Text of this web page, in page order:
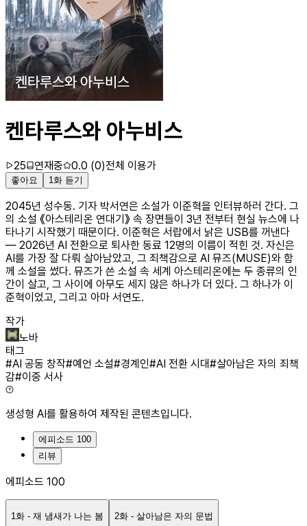
켄타루스와 아누비스
25 연재중 0.0 (0)전체 이용가
좋아요 1화 듣기
2045년 성수동. 기자 박서연은 소설가 이준혁을 인터뷰하러 간다. 그
의 소설 《아스테리온 연대기》 속 장면들이 3년 전부터 현실 뉴스에 나
타나기 시작했기 때문이다. 이준혁은 서랍에서 낡은 USB를 꺼낸다
— 2026년 AI 전환으로 퇴사한 동료 12명의 이름이 적힌 것. 자신은
AI를 가장 잘 다뤄 살아남았고, 그 죄책감으로 AI 뮤즈(MUSE)와 함
께 소설을 썼다. 뮤즈가 쓴 소설 속 세계 아스테리온에는 두 종류의 인
간이 살고, 그 사이에 아무도 세지 않은 하나가 더 있다. 그 하나가 이
준혁이었고, 그리고 아마 서연도.
작가
노바
태그
#AI 공동 창작#예언 소설#경계인#AI 전환 시대#살아남은 자의 죄책
감#이중 서사
생성형 AI를 활용하여 제작된 콘텐츠입니다.
에피소드 100
리뷰
에피소드 100
1화 - 재 냄새가 나는 봄 2화 - 살아남은 자의 문법